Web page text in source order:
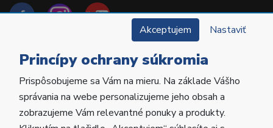
Copyright © 2022 Hu-Fa Dental a.s. Všetky práva
vyhradené.
Akceptujem Nastaviť
Princípy ochrany súkromia
Prispôsobujeme sa Vám na mieru. Na základe Vášho
správania na webe personalizujeme jeho obsah a
zobrazujeme Vám relevantné ponuky a produkty.